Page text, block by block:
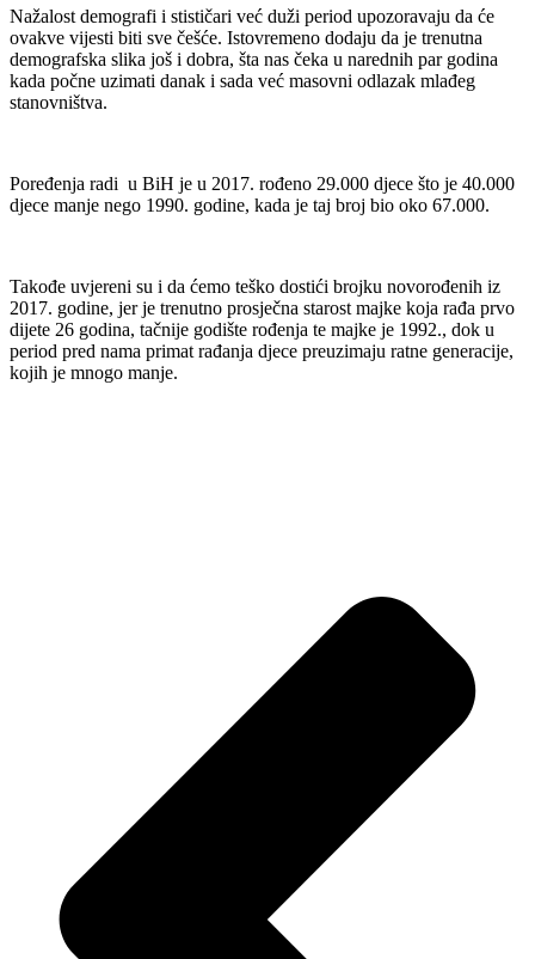
Nažalost demografi i stističari već duži period upozoravaju da će
ovakve vijesti biti sve češće. Istovremeno dodaju da je trenutna
demografska slika još i dobra, šta nas čeka u narednih par godina
kada počne uzimati danak i sada već masovni odlazak mlađeg
stanovništva.
Poređenja radi u BiH je u 2017. rođeno 29.000 djece što je 40.000
djece manje nego 1990. godine, kada je taj broj bio oko 67.000.
Takođe uvjereni su i da ćemo teško dostići brojku novorođenih iz
2017. godine, jer je trenutno prosječna starost majke koja rađa prvo
dijete 26 godina, tačnije godište rođenja te majke je 1992., dok u
period pred nama primat rađanja djece preuzimaju ratne generacije,
kojih je mnogo manje.